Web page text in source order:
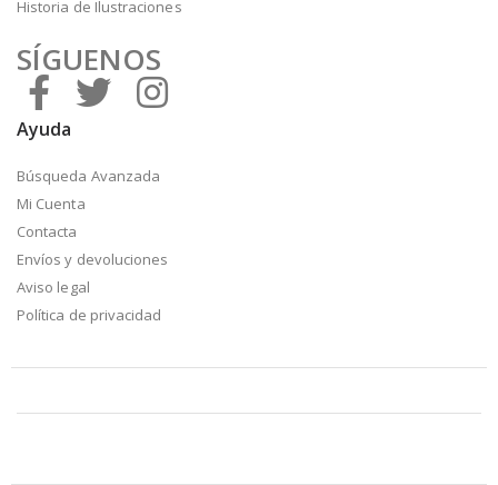
Historia de Ilustraciones
SÍGUENOS
Ayuda
Búsqueda Avanzada
Mi Cuenta
Contacta
Envíos y devoluciones
Aviso legal
Política de privacidad